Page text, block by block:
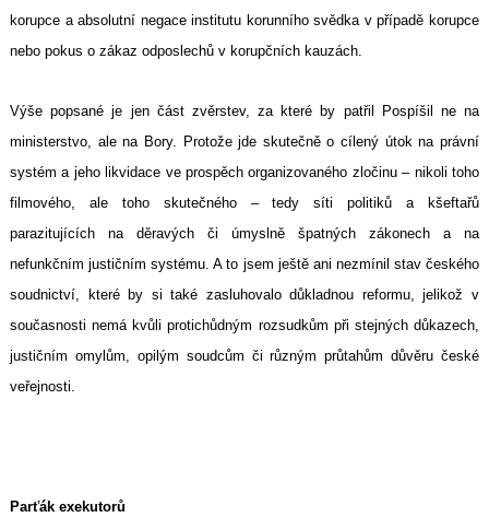
korupce a absolutní negace institutu korunního svědka v případě korupce
nebo pokus o zákaz odposlechů v korupčních kauzách.
Výše popsané je jen část zvěrstev, za které by patřil Pospíšil ne na
ministerstvo, ale na Bory. Protože jde skutečně o cílený útok na právní
systém a jeho likvidace ve prospěch organizovaného zločinu – nikoli toho
filmového, ale toho skutečného – tedy síti politiků a kšeftařů
parazitujících na děravých či úmyslně špatných zákonech a na
nefunkčním justičním systému. A to jsem ještě ani nezmínil stav českého
soudnictví, které by si také zasluhovalo důkladnou reformu, jelikož v
současnosti nemá kvůli protichůdným rozsudkům při stejných důkazech,
justičním omylům, opilým soudcům či různým průtahům důvěru české
veřejnosti.
Parťák exekutorů